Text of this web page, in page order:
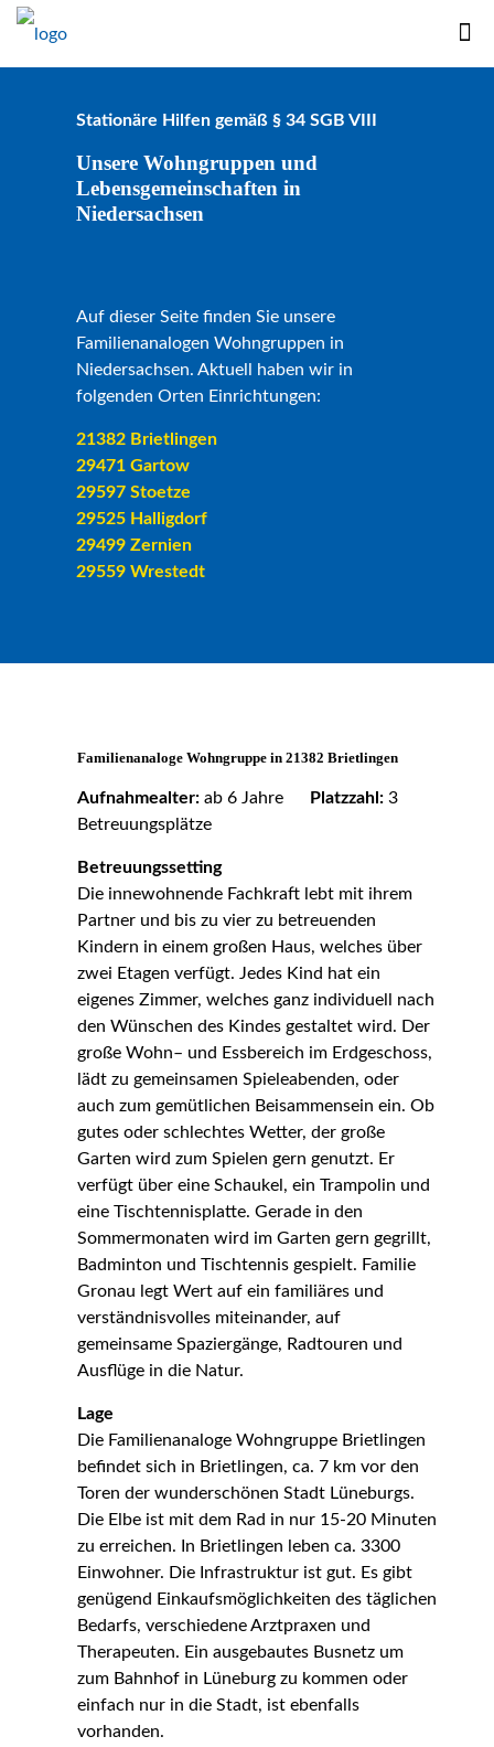
Stationäre Hilfen gemäß § 34 SGB VIII
Unsere Wohngruppen und
Lebensgemeinschaften in
Niedersachsen
Auf dieser Seite finden Sie unsere
Familienanalogen Wohngruppen in
Niedersachsen. Aktuell haben wir in
folgenden Orten Einrichtungen:
21382 Brietlingen
29471 Gartow
29597 Stoetze
29525 Halligdorf
29499 Zernien
29559 Wrestedt
Familienanaloge Wohngruppe in 21382 Brietlingen
Aufnahmealter: ab 6 Jahre Platzzahl: 3
Betreuungsplätze
Betreuungssetting
Die innewohnende Fachkraft lebt mit ihrem
Partner und bis zu vier zu betreuenden
Kindern in einem großen Haus, welches über
zwei Etagen verfügt. Jedes Kind hat ein
eigenes Zimmer, welches ganz individuell nach
den Wünschen des Kindes gestaltet wird. Der
große Wohn– und Essbereich im Erdgeschoss,
lädt zu gemeinsamen Spieleabenden, oder
auch zum gemütlichen Beisammensein ein. Ob
gutes oder schlechtes Wetter, der große
Garten wird zum Spielen gern genutzt. Er
verfügt über eine Schaukel, ein Trampolin und
eine Tischtennisplatte. Gerade in den
Sommermonaten wird im Garten gern gegrillt,
Badminton und Tischtennis gespielt. Familie
Gronau legt Wert auf ein familiäres und
verständnisvolles miteinander, auf
gemeinsame Spaziergänge, Radtouren und
Ausflüge in die Natur.
Lage
Die Familienanaloge Wohngruppe Brietlingen
befindet sich in Brietlingen, ca. 7 km vor den
Toren der wunderschönen Stadt Lüneburgs.
Die Elbe ist mit dem Rad in nur 15-20 Minuten
zu erreichen. In Brietlingen leben ca. 3300
Einwohner. Die Infrastruktur ist gut. Es gibt
genügend Einkaufsmöglichkeiten des täglichen
Bedarfs, verschiedene Arztpraxen und
Therapeuten. Ein ausgebautes Busnetz um
zum Bahnhof in Lüneburg zu kommen oder
einfach nur in die Stadt, ist ebenfalls
vorhanden.